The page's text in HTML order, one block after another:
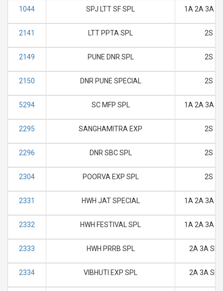
1044 SPJ LTT SF SPL 1A 2A 3A
2141 LTT PPTA SPL 2S
2149 PUNE DNR SPL 2S
2150 DNR PUNE SPECIAL 2S
5294 SC MFP SPL 1A 2A 3A
2295 SANGHAMITRA EXP 2S
2296 DNR SBC SPL 2S
2304 POORVA EXP SPL 2S
2331 HWH JAT SPECIAL 1A 2A 3A
2332 HWH FESTIVAL SPL 1A 2A 3A
2333 HWH PRRB SPL 2A 3A SL
2334 VIBHUTI EXP SPL 2A 3A SL